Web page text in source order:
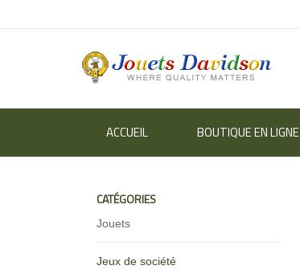
ACCUEIL BOUTIQUE EN LIGNE
CATÉGORIES
Jouets
Jeux de société